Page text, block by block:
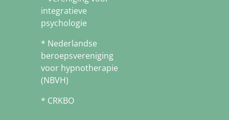
integratieve
psychologie
* Nederlandse
beroepsvereniging
voor hypnotherapie
(NBVH)
* CRKBO